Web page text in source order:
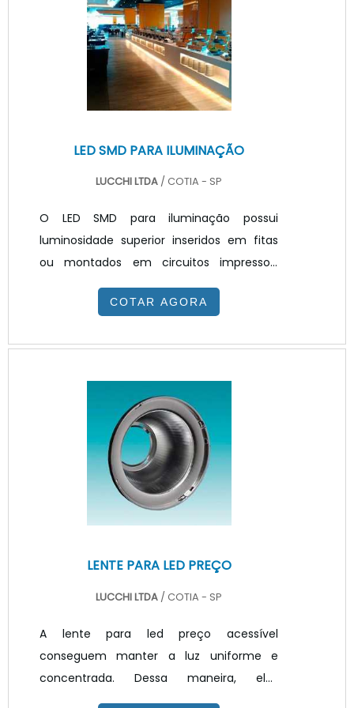
limpeza. INFORMAÇÕES ADICIONAIS SOBRE
O PRODUTOEste difusor de luz para led
possui ainda excelente propriedade de res.
LED SMD PARA ILUMINAÇÃO
LUCCHI LTDA / COTIA - SP
O LED SMD para iluminação possui
luminosidade superior inseridos em fitas
ou montados em circuitos impressos,
principalmente quando comparado com
tecnologias tradicionais. Aplicados pela
luminárias que posteriormente serão
serviços, entre outros. Elas apresentam
diversas voltagens e possuem várias
temperaturas de cores. O melhor para
uma aplicação eficiente e que se adéqua
aos mais variados ambientes.Lembrando
COTAR AGORA
LENTE PARA LED PREÇO
LUCCHI LTDA / COTIA - SP
A lente para led preço acessível
conseguem manter a luz uniforme e
concentrada. Dessa maneira, elas
melhoram a O direcionamento do led,